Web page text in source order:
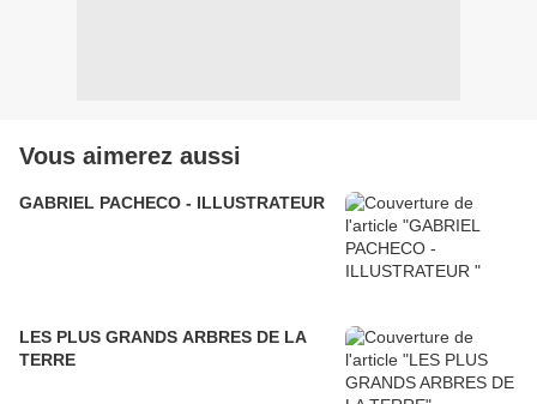
Vous aimerez aussi
GABRIEL PACHECO - ILLUSTRATEUR
LES PLUS GRANDS ARBRES DE LA
TERRE